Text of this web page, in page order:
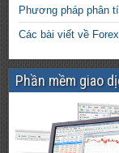
Phương pháp phân
Các bài viết về
Phần mềm giao